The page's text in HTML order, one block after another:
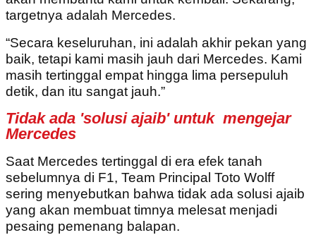
targetnya adalah Mercedes.
“Secara keseluruhan, ini adalah akhir pekan yang
baik, tetapi kami masih jauh dari Mercedes. Kami
masih tertinggal empat hingga lima persepuluh
detik, dan itu sangat jauh.”
Tidak ada 'solusi ajaib' untuk mengejar
Mercedes
Saat Mercedes tertinggal di era efek tanah
sebelumnya di F1, Team Principal Toto Wolff
sering menyebutkan bahwa tidak ada solusi ajaib
yang akan membuat timnya melesat menjadi
pesaing pemenang balapan.